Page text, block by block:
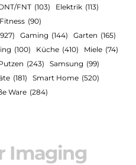
FNT (103) Elektrik (113)
Fitness (90)
Gaming (144) Garten (165)
(100) Küche (410) Miele (74)
(243) Samsung (99)
(181) Smart Home (520)
Ware (284)
Imaging